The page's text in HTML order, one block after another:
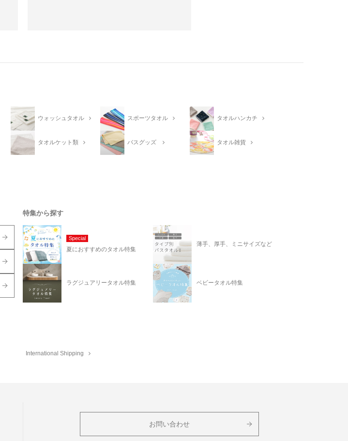
ウォッシュタオル スポーツタオル タオルハンカチ
タオルケット類 バスグッズ タオル雑貨
特集から探す
Special
夏におすすめのタオル特集
薄手、厚手、ミニサイズなど
ラグジュアリータオル特集 ベビータオル特集
International Shipping
お問い合わせ